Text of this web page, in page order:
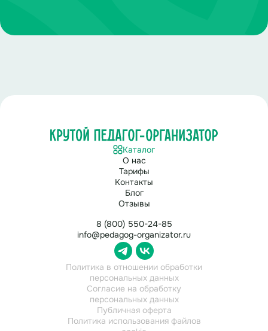
Каталог
О нас
Тарифы
Контакты
Блог
Отзывы
8 (800) 550-24-85
info@pedagog-organizator.ru
Политика в отношении обработки
персональных данных
Согласие на обработку
персональных данных
Публичная оферта
Политика использования файлов